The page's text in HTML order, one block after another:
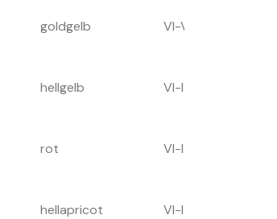
goldgelb VI-VIII
hellgelb VI-IX
rot VI-IX
hellapricot VI-IX